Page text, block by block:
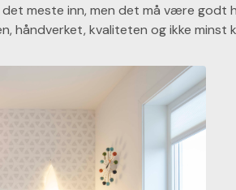
meste inn, men det må være godt
håndverket, kvaliteten og ikke minst